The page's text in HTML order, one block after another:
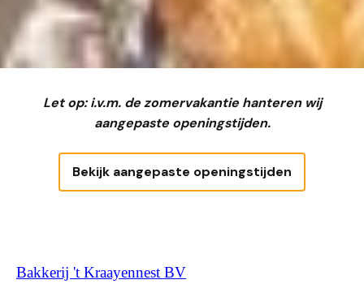
Let op: i.v.m. de zomervakantie hanteren wij
aangepaste openingstijden.
Bekijk aangepaste openingstijden